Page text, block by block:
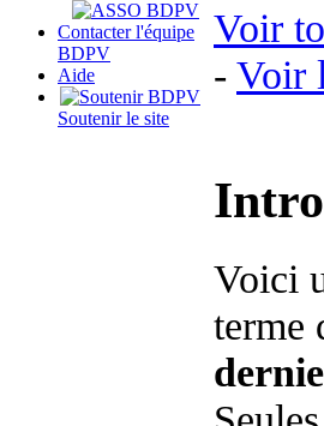
Contacter l'équipe
BDPV
Aide
Soutenir le site
Voir
- Voir
Voici
terme